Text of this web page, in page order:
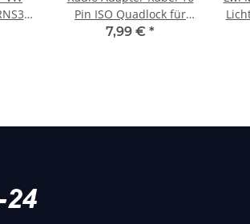
Pin ISO Quadlock für
Opel VW Audi
7,99 € *